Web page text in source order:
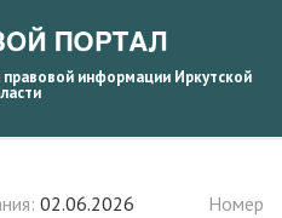
информации Иркутской
02.06.2026
Номер